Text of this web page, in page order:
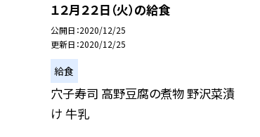
１２月２２日（火）の給食
公開日 2020/12/25
更新日 2020/12/25
給食
穴子寿司 高野豆腐の煮物 野沢菜漬
け 牛乳